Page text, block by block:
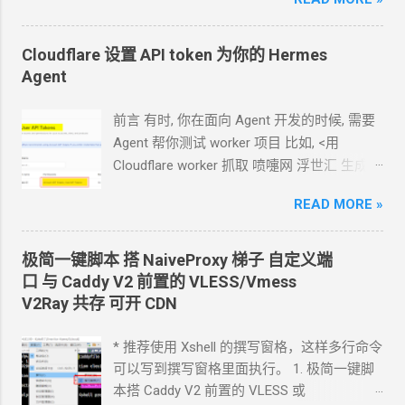
Hermes 对接 grok-4.5 下面的引用框里面都是
我发给 Agent 的自然语言 我要创建一个
cloudflare 的 API token, 这个 token 有最大的
跑在 VPS 上, 所以我只能这么干. 遇到问题可
以截图发给 Agent 问应该点哪里. 如果你的
Agent 跑在你自己电脑上, 你让 Agent 自己操
API token 关键注意权限 Account.API
token 有 Account.API Tokens, User.API
Tokens 的权限
cfut_*************************************
*********** 在你自己的 .env 文件中保存好
这个页面的内容
https://www.dapenti.com/blog/blog-
responsive-new.asp?
Cloudflare 设置 API token 为你的 Hermes
Agent
前言 有时, 你在面向 Agent 开发的时候, 需要
Agent 帮你测试 worker 项目 比如, <用
Cloudflare worker 抓取 喷嚏网 浮世汇 生成
https://blog.icdyct.nyc.mn/2026/07/cloudflare
-worker-rss.html 有时, 你需要 Agent 代替你
照着教程设置一些 worker 或者 KV 或者
等 比如, <ShareX 将图片上传到 R2
通过 S3 上传器>
r2-s3.html 上面这些操作都需要一个前提, 你
设置好 Cloudflare 的 API token, 让 Agent 使
用. Cloudflare 的 API token 可以设置为这样
READ MORE »
极简一键脚本 搭 NaiveProxy梯子 自定义端
口 与 Caddy V2 前置的VLESS/Vmess
V2Ray共存 可开 CDN
* 推荐使用 Xshell 的撰写窗格，这样多行命令
可以写到撰写窗格里面执行。 1. 极简一键脚
本搭 Caddy V2 前置的 VLESS 或